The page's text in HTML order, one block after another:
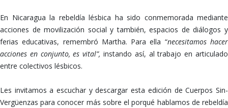
En Nicaragua la rebeldía lésbica ha sido conmemorada mediante
acciones de movilización social y también, espacios de diálogos y
ferias educativas, remembró Martha. Para ella “necesitamos hacer
acciones en conjunto, es vital”, instando así, al trabajo en articulado
entre colectivos lésbicos.
Les invitamos a escuchar y descargar esta edición de Cuerpos Sin-
Vergüenzas para conocer más sobre el porqué hablamos de rebeldía